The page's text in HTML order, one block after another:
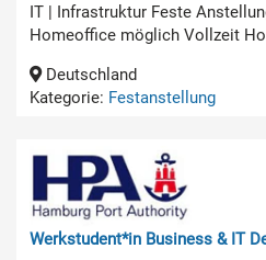
IT | Infrastruktur Feste
Homeoffice möglich Vollzeit
Deutschland
Kategorie: Festanstellung
Werkstudent*in Business & IT